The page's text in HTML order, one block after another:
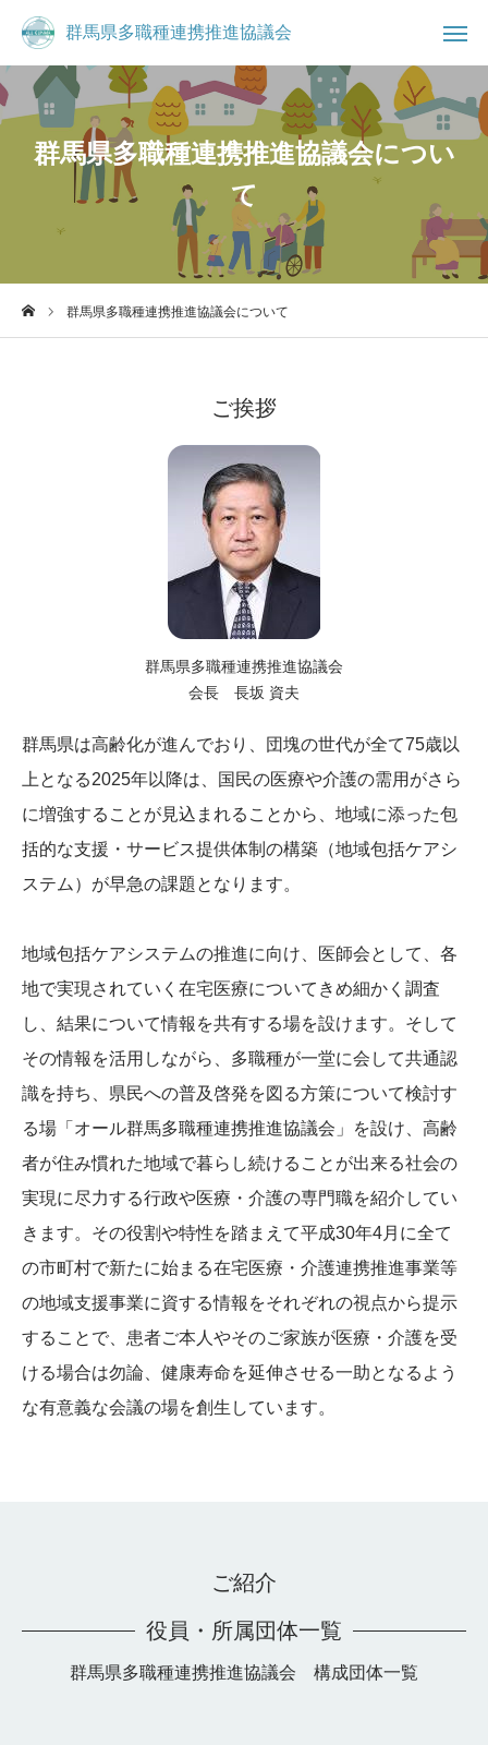
群馬県多職種連携推進協議会
群馬県多職種連携推進協議会につい
て
群馬県多職種連携推進協議会について
ご挨拶
群馬県多職種連携推進協議会
会長 長坂 資夫
群馬県は高齢化が進んでおり、団塊の世代が全て75歳以
上となる2025年以降は、国民の医療や介護の需用がさら
に増強することが見込まれることから、地域に添った包
括的な支援・サービス提供体制の構築（地域包括ケアシ
ステム）が早急の課題となります。
地域包括ケアシステムの推進に向け、医師会として、各
地で実現されていく在宅医療についてきめ細かく調査
し、結果について情報を共有する場を設けます。そして
その情報を活用しながら、多職種が一堂に会して共通認
識を持ち、県民への普及啓発を図る方策について検討す
る場「オール群馬多職種連携推進協議会」を設け、高齢
者が住み慣れた地域で暮らし続けることが出来る社会の
実現に尽力する行政や医療・介護の専門職を紹介してい
きます。その役割や特性を踏まえて平成30年4月に全て
の市町村で新たに始まる在宅医療・介護連携推進事業等
の地域支援事業に資する情報をそれぞれの視点から提示
することで、患者ご本人やそのご家族が医療・介護を受
ける場合は勿論、健康寿命を延伸させる一助となるよう
な有意義な会議の場を創生しています。
ご紹介
役員・所属団体一覧
群馬県多職種連携推進協議会 構成団体一覧
群馬県多職種連携推進協議会
 お知らせ ブログ
 事務局
コミュニティ
群馬県多職種連携推進協議会について